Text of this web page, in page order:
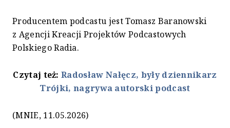
Producentem podcastu jest Tomasz Baranowski
z Agencji Kreacji Projektów Podcastowych
Polskiego Radia.
Czytaj też:Radosław Nałęcz, były dziennikarz
Trójki, nagrywa autorski podcast
(MNIE, 11.05.2026)